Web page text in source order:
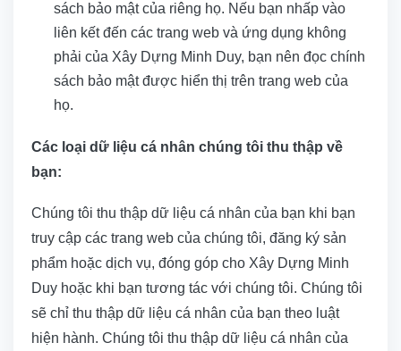
sách bảo mật của riêng họ. Nếu bạn nhấp vào
liên kết đến các trang web và ứng dụng không
phải của Xây Dựng Minh Duy, bạn nên đọc chính
sách bảo mật được hiển thị trên trang web của
họ.
Các loại dữ liệu cá nhân chúng tôi thu thập về
bạn:
Chúng tôi thu thập dữ liệu cá nhân của bạn khi bạn
truy cập các trang web của chúng tôi, đăng ký sản
phẩm hoặc dịch vụ, đóng góp cho Xây Dựng Minh
Duy hoặc khi bạn tương tác với chúng tôi. Chúng tôi
sẽ chỉ thu thập dữ liệu cá nhân của bạn theo luật
hiện hành. Chúng tôi thu thập dữ liệu cá nhân của